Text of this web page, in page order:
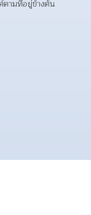
ตามที่อยู่ข้างต้น